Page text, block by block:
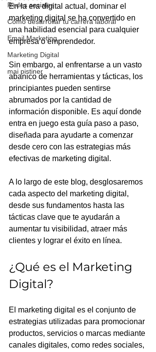
Redes sociales
Cómo desarrollar tu carrera laboral
Email Marketing
Marketing Digital
mai pistiner
En la era digital actual, dominar el
marketing digital se ha convertido en
una habilidad esencial para cualquier
empresa o emprendedor.
Sin embargo, al enfrentarse a un vasto
abanico de herramientas y tácticas, los
principiantes pueden sentirse
abrumados por la cantidad de
información disponible. Es aquí donde
entra en juego esta guía paso a paso,
diseñada para ayudarte a comenzar
desde cero con las estrategias más
efectivas de marketing digital.
A lo largo de este blog, desglosaremos
cada aspecto del marketing digital,
desde sus fundamentos hasta las
tácticas clave que te ayudarán a
aumentar tu visibilidad, atraer más
clientes y lograr el éxito en línea.
¿Qué es el Marketing
Digital?
El marketing digital es el conjunto de
estrategias utilizadas para promocionar
productos, servicios o marcas mediante
canales digitales, como redes sociales,